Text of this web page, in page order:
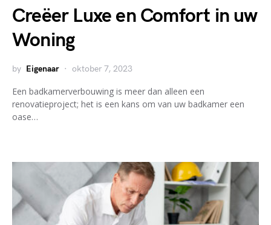
Creëer Luxe en Comfort in uw
Woning
by Eigenaar oktober 7, 2023
Een badkamerverbouwing is meer dan alleen een
renovatieproject; het is een kans om van uw badkamer een
oase…